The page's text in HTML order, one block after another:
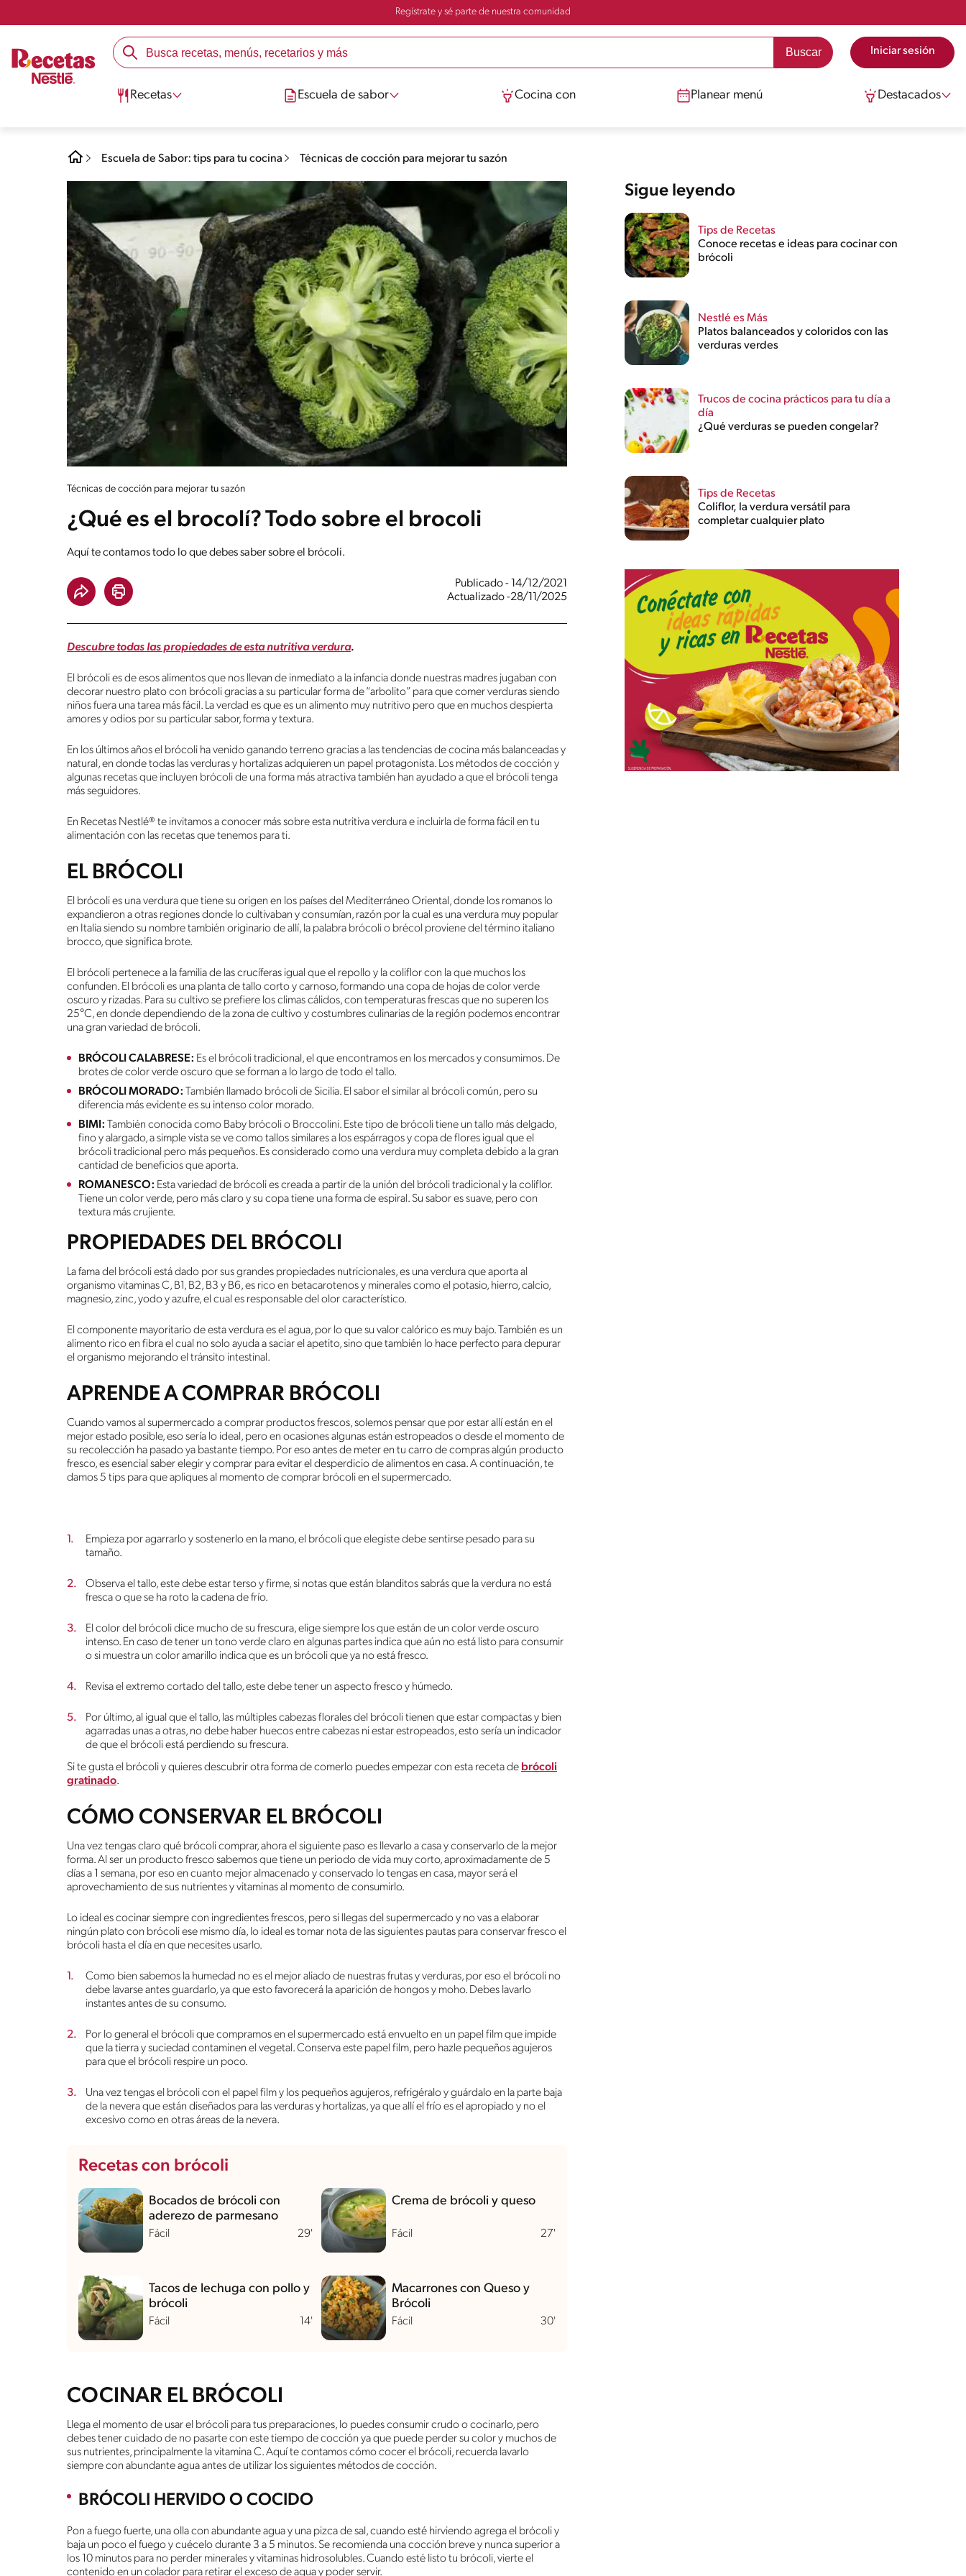
Regístrate y sé parte de nuestra comunidad
Iniciar sesión
Recetas Escuela de sabor Cocina con Planear menú Destacados
Escuela de Sabor: tips para tu cocina Técnicas de cocción para mejorar tu sazón
Técnicas de cocción para mejorar tu sazón
¿Qué es el brocolí? Todo sobre el brocoli
Aquí te contamos todo lo que debes saber sobre el brócoli.
Publicado - 14/12/2021
Actualizado -28/11/2025
Descubre todas las propiedades de esta nutritiva verdura.
El brócoli es de esos alimentos que nos llevan de inmediato a la infancia donde nuestras madres jugaban con
decorar nuestro plato con brócoli gracias a su particular forma de “arbolito” para que comer verduras siendo
niños fuera una tarea más fácil. La verdad es que es un alimento muy nutritivo pero que en muchos despierta
amores y odios por su particular sabor, forma y textura.
En los últimos años el brócoli ha venido ganando terreno gracias a las tendencias de cocina más balanceadas y
natural, en donde todas las verduras y hortalizas adquieren un papel protagonista. Los métodos de cocción y
algunas recetas que incluyen brócoli de una forma más atractiva también han ayudado a que el brócoli tenga
más seguidores.
En Recetas Nestlé® te invitamos a conocer más sobre esta nutritiva verdura e incluirla de forma fácil en tu
alimentación con las recetas que tenemos para ti.
EL BRÓCOLI
El brócoli es una verdura que tiene su origen en los países del Mediterráneo Oriental, donde los romanos lo
expandieron a otras regiones donde lo cultivaban y consumían, razón por la cual es una verdura muy popular
en Italia siendo su nombre también originario de allí, la palabra brócoli o brécol proviene del término italiano
brocco, que significa brote.
El brócoli pertenece a la familia de las crucíferas igual que el repollo y la coliflor con la que muchos los
confunden. El brócoli es una planta de tallo corto y carnoso, formando una copa de hojas de color verde
oscuro y rizadas. Para su cultivo se prefiere los climas cálidos, con temperaturas frescas que no superen los
25°C, en donde dependiendo de la zona de cultivo y costumbres culinarias de la región podemos encontrar
una gran variedad de brócoli.
BRÓCOLI CALABRESE: Es el brócoli tradicional, el que encontramos en los mercados y consumimos. De
brotes de color verde oscuro que se forman a lo largo de todo el tallo.
BRÓCOLI MORADO: También llamado brócoli de Sicilia. El sabor el similar al brócoli común, pero su
diferencia más evidente es su intenso color morado.
BIMI:
También conocida como Baby brócoli o Broccolini. Este tipo de brócoli tiene un tallo más delgado,
fino y alargado, a simple vista se ve como tallos similares a los espárragos y copa de flores igual que el
brócoli tradicional pero más pequeños. Es considerado como una verdura muy completa debido a la gran
cantidad de beneficios que aporta.
ROMANESCO: Esta variedad de brócoli es creada a partir de la unión del brócoli tradicional y la coliflor.
Tiene un color verde, pero más claro y su copa tiene una forma de espiral. Su sabor es suave, pero con
textura más crujiente.
PROPIEDADES DEL BRÓCOLI
La fama del brócoli está dado por sus grandes propiedades nutricionales, es una verdura que aporta al
organismo vitaminas C, B1, B2, B3 y B6, es rico en betacarotenos y minerales como el potasio, hierro, calcio,
magnesio, zinc, yodo y azufre, el cual es responsable del olor característico.
El componente mayoritario de esta verdura es el agua, por lo que su valor calórico es muy bajo. También es un
alimento rico en fibra el cual no solo ayuda a saciar el apetito, sino que también lo hace perfecto para depurar
el organismo mejorando el tránsito intestinal.
APRENDE A COMPRAR BRÓCOLI
Cuando vamos al supermercado a comprar productos frescos, solemos pensar que por estar allí están en el
mejor estado posible, eso sería lo ideal, pero en ocasiones algunas están estropeados o desde el momento de
su recolección ha pasado ya bastante tiempo. Por eso antes de meter en tu carro de compras algún producto
fresco, es esencial saber elegir y comprar para evitar el desperdicio de alimentos en casa. A continuación, te
damos 5 tips para que apliques al momento de comprar brócoli en el supermercado.
Empieza por agarrarlo y sostenerlo en la mano, el brócoli que elegiste debe sentirse pesado para su
tamaño.
Observa el tallo, este debe estar terso y firme, si notas que están blanditos sabrás que la verdura no está
fresca o que se ha roto la cadena de frío.
El color del brócoli dice mucho de su frescura, elige siempre los que están de un color verde oscuro
intenso. En caso de tener un tono verde claro en algunas partes indica que aún no está listo para consumir
o si muestra un color amarillo indica que es un brócoli que ya no está fresco.
Revisa el extremo cortado del tallo, este debe tener un aspecto fresco y húmedo.
Por último, al igual que el tallo, las múltiples cabezas florales del brócoli tienen que estar compactas y bien
agarradas unas a otras, no debe haber huecos entre cabezas ni estar estropeados, esto sería un indicador
de que el brócoli está perdiendo su frescura.
Si te gusta el brócoli y quieres descubrir otra forma de comerlo puedes empezar con esta receta de brócoli
gratinado.
CÓMO CONSERVAR EL BRÓCOLI
Una vez tengas claro qué brócoli comprar, ahora el siguiente paso es llevarlo a casa y conservarlo de la mejor
forma. Al ser un producto fresco sabemos que tiene un periodo de vida muy corto, aproximadamente de 5
días a 1 semana, por eso en cuanto mejor almacenado y conservado lo tengas en casa, mayor será el
aprovechamiento de sus nutrientes y vitaminas al momento de consumirlo.
Lo ideal es cocinar siempre con ingredientes frescos, pero si llegas del supermercado y no vas a elaborar
ningún plato con brócoli ese mismo día, lo ideal es tomar nota de las siguientes pautas para conservar fresco el
brócoli hasta el día en que necesites usarlo.
Como bien sabemos la humedad no es el mejor aliado de nuestras frutas y verduras, por eso el brócoli no
debe lavarse antes guardarlo, ya que esto favorecerá la aparición de hongos y moho. Debes lavarlo
instantes antes de su consumo.
Por lo general el brócoli que compramos en el supermercado está envuelto en un papel film que impide
que la tierra y suciedad contaminen el vegetal. Conserva este papel film, pero hazle pequeños agujeros
para que el brócoli respire un poco.
Una vez tengas el brócoli con el papel film y los pequeños agujeros, refrigéralo y guárdalo en la parte baja
de la nevera que están diseñados para las verduras y hortalizas, ya que allí el frío es el apropiado y no el
excesivo como en otras áreas de la nevera.
Recetas con brócoli
Fácil 29'
Bocados de brócoli con
aderezo de parmesano
Fácil 27'
Crema de brócoli y queso
Fácil 14'
Tacos de lechuga con pollo y
brócoli
Fácil 30'
Macarrones con Queso y
Brócoli
COCINAR EL BRÓCOLI
Llega el momento de usar el brócoli para tus preparaciones, lo puedes consumir crudo o cocinarlo, pero
debes tener cuidado de no pasarte con este tiempo de cocción ya que puede perder su color y muchos de
sus nutrientes, principalmente la vitamina C. Aquí te contamos cómo cocer el brócoli, recuerda lavarlo
siempre con abundante agua antes de utilizar los siguientes métodos de cocción.
BRÓCOLI HERVIDO O COCIDO
Pon a fuego fuerte, una olla con abundante agua y una pizca de sal, cuando esté hirviendo agrega el brócoli y
baja un poco el fuego y cuécelo durante 3 a 5 minutos. Se recomienda una cocción breve y nunca superior a
los 10 minutos para no perder minerales y vitaminas hidrosolubles. Cuando esté listo tu brócoli, vierte el
contenido en un colador para retirar el exceso de agua y poder servir.
Sigue leyendo
Tips de Recetas
Conoce recetas e ideas para cocinar con
brócoli
Nestlé es Más
Platos balanceados y coloridos con las
verduras verdes
Trucos de cocina prácticos para tu día a
día
¿Qué verduras se pueden congelar?
Tips de Recetas
Coliflor, la verdura versátil para
completar cualquier plato